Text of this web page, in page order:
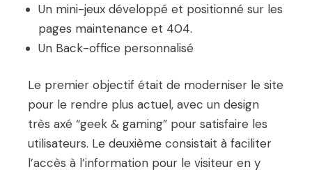
Un mini-jeux développé et positionné sur les
pages maintenance et 404.
Un Back-office personnalisé
Le premier objectif était de moderniser le site
pour le rendre plus actuel, avec un design
très axé “geek & gaming” pour satisfaire les
utilisateurs. Le deuxième consistait à faciliter
l’accès à l’information pour le visiteur en y